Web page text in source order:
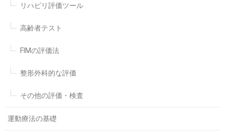
リハビリ評価ツール
高齢者テスト
FIMの評価法
整形外科的な評価
その他の評価・検査
運動療法の基礎